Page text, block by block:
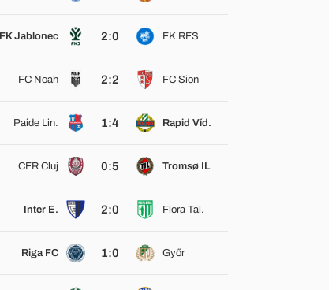
FK Jablonec 2:0 FK RFS
FC Noah 2:2 FC Sion
Paide Lin. 1:4 Rapid Víd.
CFR Cluj 0:5 Tromsø IL
Inter E. 2:0 Flora Tal.
Riga FC 1:0 Győr